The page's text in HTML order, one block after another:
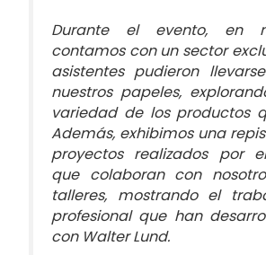
Durante el evento, en
contamos con un sector
asistentes pudieron
nuestros papeles,
variedad de los productos
Además, exhibimos una
proyectos realizados por
que colaboran con
talleres, mostrando el
profesional que han
con Walter Lund.